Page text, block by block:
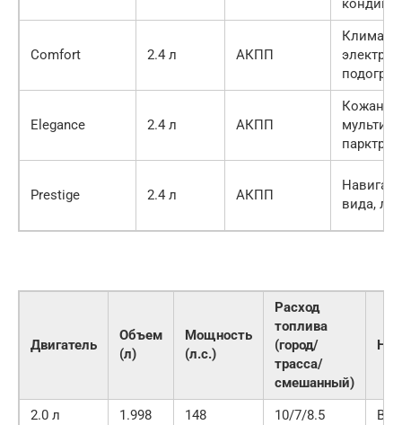
Comfort 2.4 л АКПП
Климат-
Elegance 2.4 л АКПП
Prestige 2.4 л АКПП
вида,
Двигатель
Объем
(л)
Мощность
(л.с.)
Расход
топлива
(город/
трасса/
смешанный)
2.0 л 1.998 148 10/7/8.5